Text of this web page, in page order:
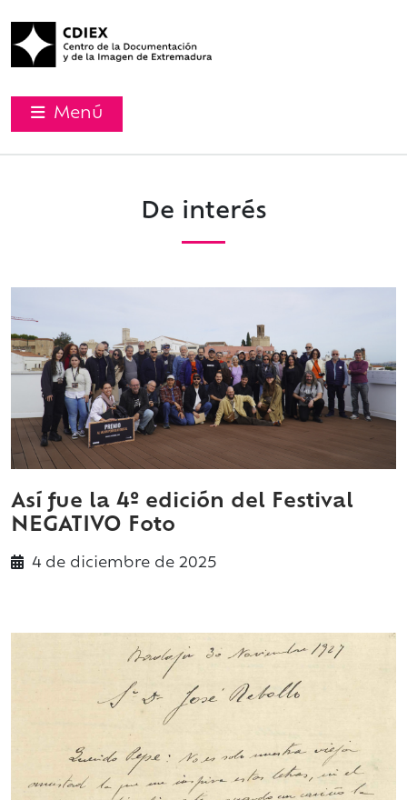
Menú
De interés
Así fue la 4º edición del Festival
NEGATIVO Foto
4 de diciembre de 2025